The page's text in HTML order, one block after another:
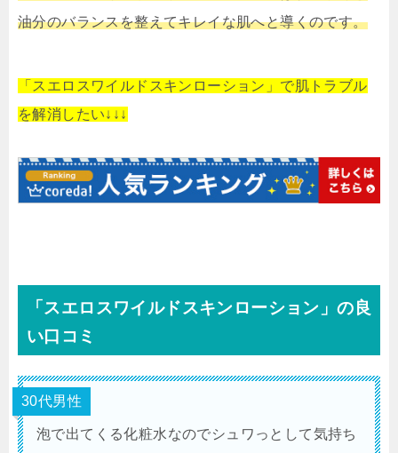
油分のバランスを整えてキレイな肌へと導くのです。
「スエロスワイルドスキンローション」で肌トラブル
を解消したい↓↓↓
「スエロスワイルドスキンローション」の良
い口コミ
30代男性
泡で出てくる化粧水なのでシュワっとして気持ち